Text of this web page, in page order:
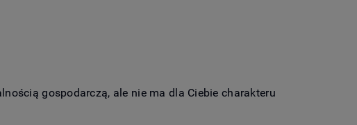
gospodarczą, ale nie ma dla Ciebie charakteru